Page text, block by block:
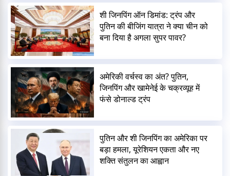
शी जिनपिंग ऑन डिमांड: ट्रंप और
पुतिन की बीजिंग यात्रा ने क्या चीन को
बना दिया है अगला सुपर पावर?
अमेरिकी वर्चस्व का अंत? पुतिन,
जिनपिंग और खामेनेई के चक्रव्यूह में
फंसे डोनाल्ड ट्रंप
पुतिन और शी जिनपिंग का अमेरिका पर
बड़ा हमला, यूरेशियन एकता और नए
शक्ति संतुलन का आह्वान